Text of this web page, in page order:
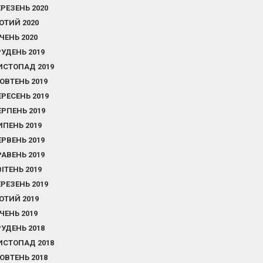
2020
2020
2020
2019
2019
2019
2019
2019
2019
2019
2019
2019
2019
2019
2019
2018
2018
2018